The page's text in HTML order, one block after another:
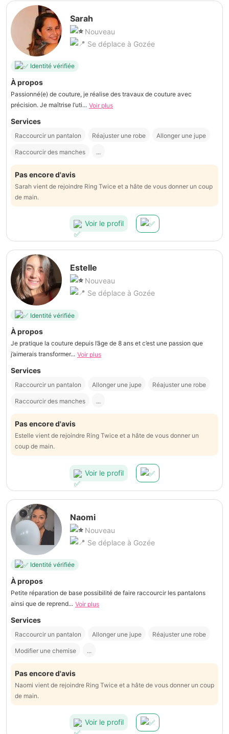
Sarah
Nouveau
Se déplace à Gozée
Identité vérifiée
À propos
Passionné(e) de couture, je réalise des travaux de couture avec
précision. Je maîtrise l’uti... Voir plus
Services
Raccourcir un pantalon Réajuster une robe Allonger une jupe
Raccourcir des manches ...
Pas encore d'avis
Sarah vient de rejoindre Ring Twice et a hâte de vous donner un coup
de main.
Voir le profil
Estelle
Nouveau
Se déplace à Gozée
Identité vérifiée
À propos
Je pratique la couture depuis l’âge de 8 ans et c’est une passion que
j’aimerais transformer... Voir plus
Services
Raccourcir un pantalon Allonger une jupe Réajuster une robe
Raccourcir des manches ...
Pas encore d'avis
Estelle vient de rejoindre Ring Twice et a hâte de vous donner un
coup de main.
Voir le profil
Naomi
Nouveau
Se déplace à Gozée
Identité vérifiée
À propos
Petite réparation de base possibilité de faire raccourcir les pantalons
ainsi que de reprend... Voir plus
Services
Raccourcir un pantalon Allonger une jupe Réajuster une robe
Modifier une chemise ...
Pas encore d'avis
Naomi vient de rejoindre Ring Twice et a hâte de vous donner un coup
de main.
Voir le profil